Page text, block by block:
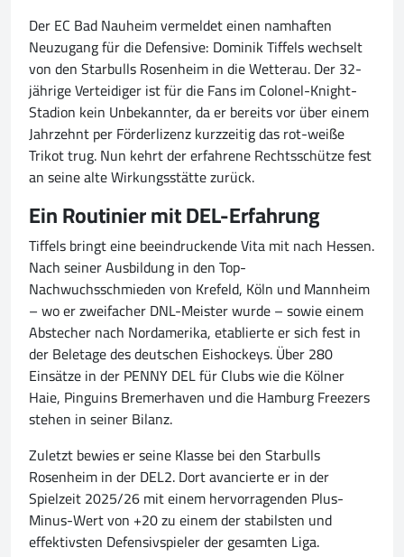
Der EC Bad Nauheim vermeldet einen namhaften
Neuzugang für die Defensive: Dominik Tiffels wechselt
von den Starbulls Rosenheim in die Wetterau. Der 32-
jährige Verteidiger ist für die Fans im Colonel-Knight-
Stadion kein Unbekannter, da er bereits vor über einem
Jahrzehnt per Förderlizenz kurzzeitig das rot-weiße
Trikot trug. Nun kehrt der erfahrene Rechtsschütze fest
an seine alte Wirkungsstätte zurück.
Ein Routinier mit DEL-Erfahrung
Tiffels bringt eine beeindruckende Vita mit nach Hessen.
Nach seiner Ausbildung in den Top-
Nachwuchsschmieden von Krefeld, Köln und Mannheim
– wo er zweifacher DNL-Meister wurde – sowie einem
Abstecher nach Nordamerika, etablierte er sich fest in
der Beletage des deutschen Eishockeys. Über 280
Einsätze in der PENNY DEL für Clubs wie die Kölner
Haie, Pinguins Bremerhaven und die Hamburg Freezers
stehen in seiner Bilanz.
Zuletzt bewies er seine Klasse bei den Starbulls
Rosenheim in der DEL2. Dort avancierte er in der
Spielzeit 2025/26 mit einem hervorragenden Plus-
Minus-Wert von +20 zu einem der stabilsten und
effektivsten Defensivspieler der gesamten Liga.